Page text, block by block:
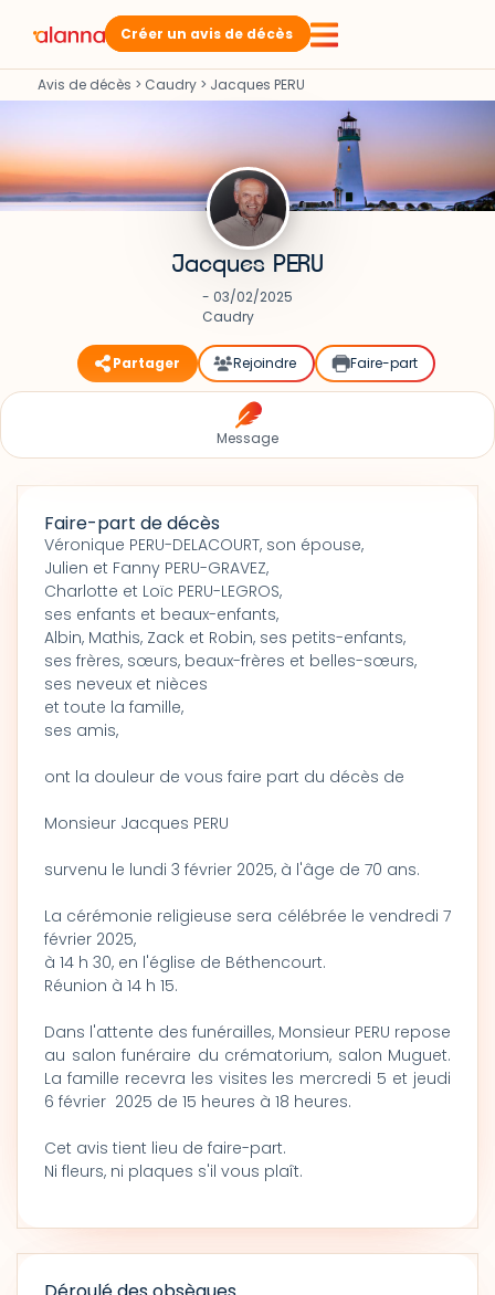
Créer un avis de décès
Avis de décès > Caudry > Jacques PERU
Jacques PERU
- 03/02/2025
Caudry
Partager Rejoindre Faire-part
Message
Faire-part de décès
Véronique PERU-DELACOURT, son épouse,
Julien et Fanny PERU-GRAVEZ,
Charlotte et Loïc PERU-LEGROS,
ses enfants et beaux-enfants,
Albin, Mathis, Zack et Robin, ses petits-enfants,
ses frères, sœurs, beaux-frères et belles-sœurs,
ses neveux et nièces
et toute la famille,
ses amis,
ont la douleur de vous faire part du décès de
Monsieur Jacques PERU
survenu le lundi 3 février 2025, à l'âge de 70 ans.
La cérémonie religieuse sera célébrée le vendredi 7
février 2025,
à 14 h 30, en l'église de Béthencourt.
Réunion à 14 h 15.
Dans l'attente des funérailles, Monsieur PERU repose
au salon funéraire du crématorium, salon Muguet.
La famille recevra les visites les mercredi 5 et jeudi
6 février 2025 de 15 heures à 18 heures.
Cet avis tient lieu de faire-part.
Ni fleurs, ni plaques s'il vous plaît.